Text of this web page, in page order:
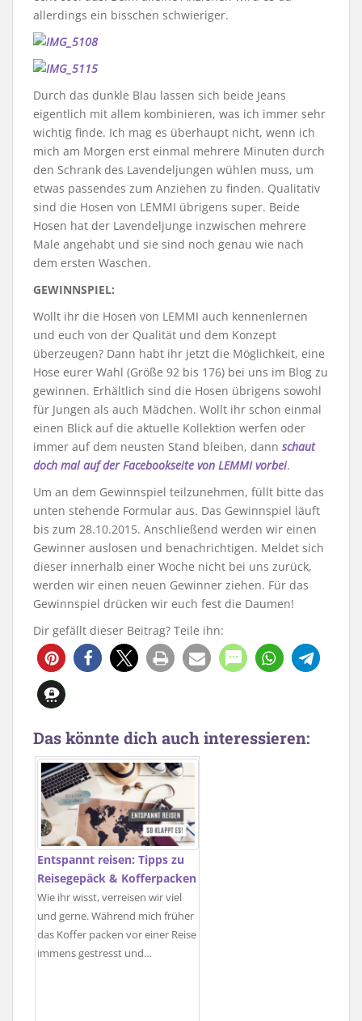
allerdings ein bisschen schwieriger.
Durch das dunkle Blau lassen sich beide Jeans
eigentlich mit allem kombinieren, was ich immer sehr
wichtig finde. Ich mag es überhaupt nicht, wenn ich
mich am Morgen erst einmal mehrere Minuten durch
den Schrank des Lavendeljungen wühlen muss, um
etwas passendes zum Anziehen zu finden. Qualitativ
sind die Hosen von LEMMI übrigens super. Beide
Hosen hat der Lavendeljunge inzwischen mehrere
Male angehabt und sie sind noch genau wie nach
dem ersten Waschen.
GEWINNSPIEL:
Wollt ihr die Hosen von LEMMI auch kennenlernen
und euch von der Qualität und dem Konzept
überzeugen? Dann habt ihr jetzt die Möglichkeit, eine
Hose eurer Wahl (Größe 92 bis 176) bei uns im Blog zu
gewinnen. Erhältlich sind die Hosen übrigens sowohl
für Jungen als auch Mädchen. Wollt ihr schon einmal
einen Blick auf die aktuelle Kollektion werfen oder
immer auf dem neusten Stand bleiben, dann schaut
doch mal auf der Facebookseite von LEMMI vorbei.
Um an dem Gewinnspiel teilzunehmen, füllt bitte das
unten stehende Formular aus. Das Gewinnspiel läuft
bis zum 28.10.2015. Anschließend werden wir einen
Gewinner auslosen und benachrichtigen. Meldet sich
dieser innerhalb einer Woche nicht bei uns zurück,
werden wir einen neuen Gewinner ziehen. Für das
Gewinnspiel drücken wir euch fest die Daumen!
Dir gefällt dieser Beitrag? Teile ihn:
1
Das könnte dich auch interessieren:
Entspannt reisen: Tipps zu
Reisegepäck & Kofferpacken
Wie ihr wisst, verreisen wir viel
und gerne. Während mich früher
das Koffer packen vor einer Reise
immens gestresst und…